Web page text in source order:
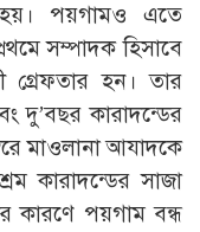
পয়গামও এতে
সম্পাদক হিসাবে
গ্রেফতার হন। তার
দু’বছর কারাদন্ডের
মাওলানা আযাদকে
কারাদন্ডের সাজা
কারণে পয়গাম বন্ধ